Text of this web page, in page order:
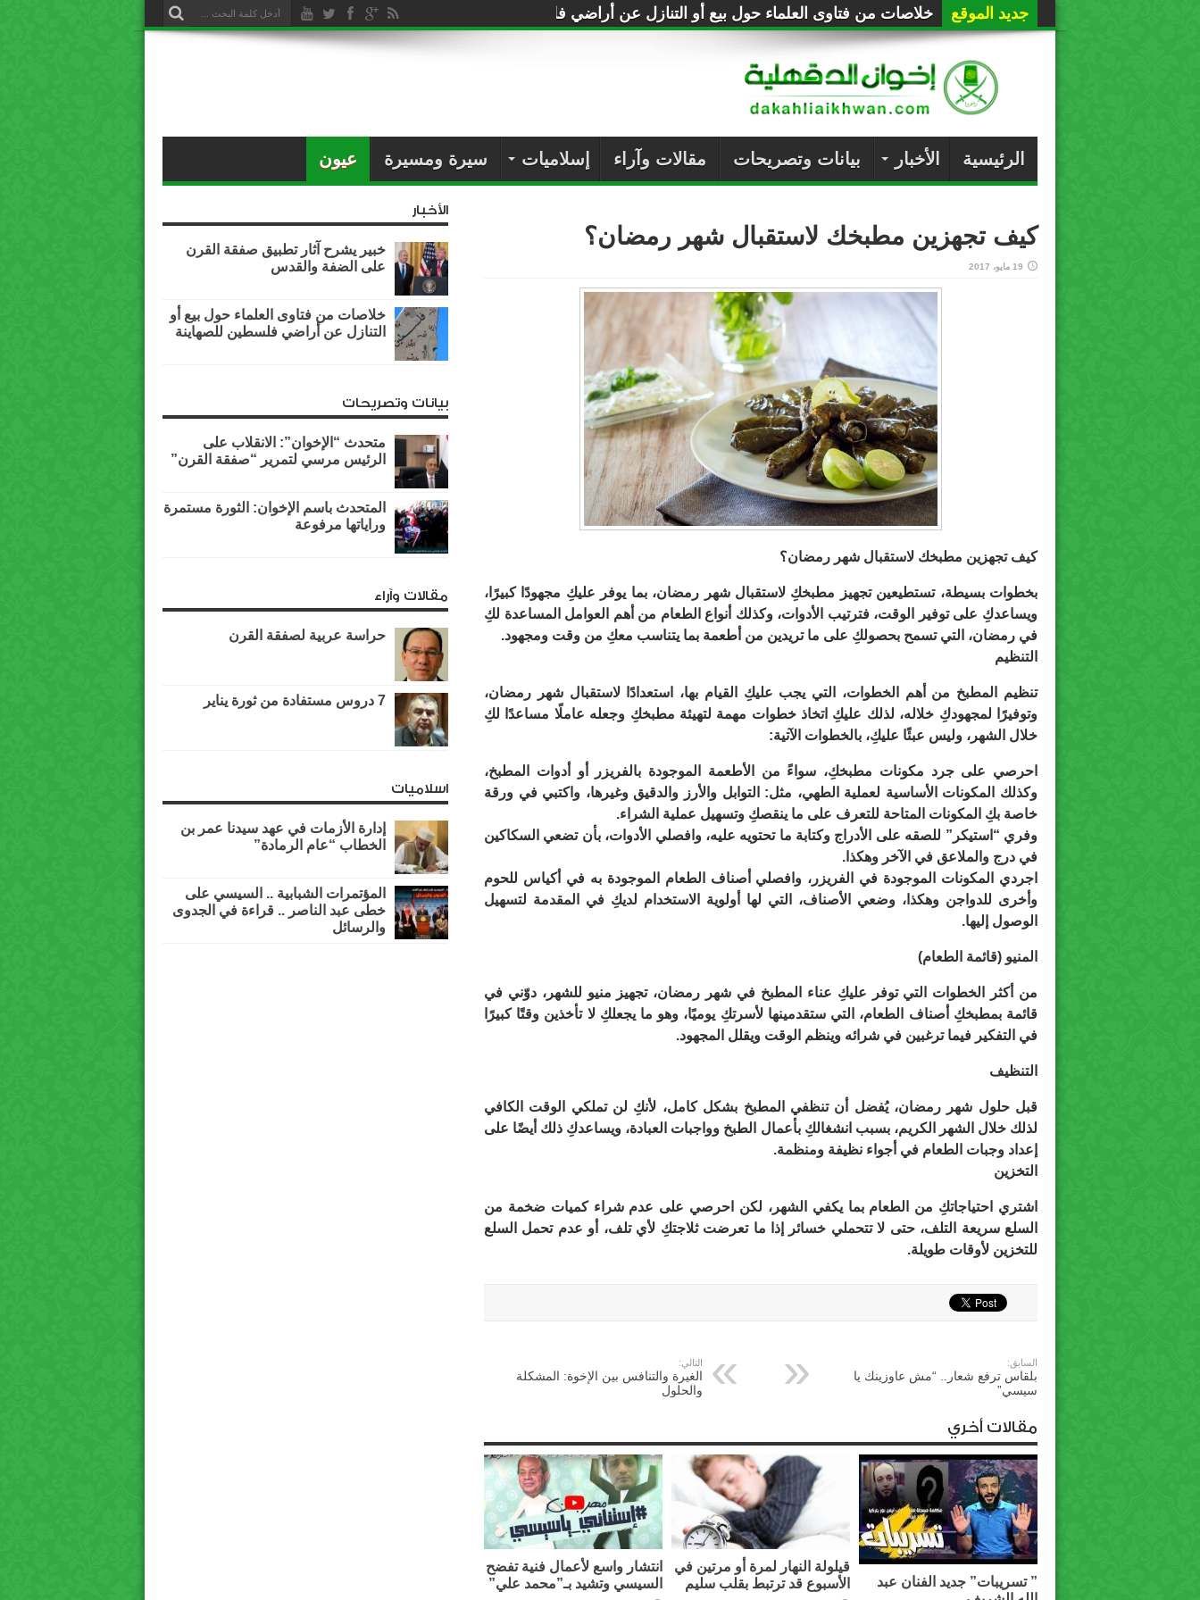
جديد الموقع خلاصات من فتاوى العلماء حول بيع أو التنازل عن أراضي فلسطين للصهاينة
الرئيسية الأخبار بيانات وتصريحات مقالات وآراء إسلاميات سيرة ومسيرة عيون
كيف تجهزين مطبخك لاستقبال شهر رمضان؟
19 مايو، 2017
كيف تجهزين مطبخك لاستقبال شهر رمضان؟
بخطوات بسيطة، تستطيعين تجهيز مطبخكِ لاستقبال شهر رمضان، بما يوفر عليكِ مجهودًا كبيرًا،
ويساعدكِ على توفير الوقت، فترتيب الأدوات، وكذلك أنواع الطعام من أهم العوامل المساعدة لكِ
في رمضان، التي تسمح بحصولكِ على ما تريدين من أطعمة بما يتناسب معكِ من وقت ومجهود.
التنظيم
تنظيم المطبخ من أهم الخطوات، التي يجب عليكِ القيام بها، استعدادًا لاستقبال شهر رمضان،
وتوفيرًا لمجهودكِ خلاله، لذلك عليكِ اتخاذ خطوات مهمة لتهيئة مطبخكِ وجعله عاملًا مساعدًا لكِ
خلال الشهر، وليس عبئًا عليكِ، بالخطوات الآتية:
احرصي على جرد مكونات مطبخكِ، سواءً من الأطعمة الموجودة بالفريزر أو أدوات المطبخ،
وكذلك المكونات الأساسية لعملية الطهي، مثل: التوابل والأرز والدقيق وغيرها، واكتبي في ورقة
خاصة بكِ المكونات المتاحة للتعرف على ما ينقصكِ وتسهيل عملية الشراء.
وفري “استيكر” للصقه على الأدراج وكتابة ما تحتويه عليه، وافصلي الأدوات، بأن تضعي السكاكين
في درج والملاعق في الآخر وهكذا.
اجردي المكونات الموجودة في الفريزر، وافصلي أصناف الطعام الموجودة به في أكياس للحوم
وأخرى للدواجن وهكذا، وضعي الأصناف، التي لها أولوية الاستخدام لديكِ في المقدمة لتسهيل
الوصول إليها.
المنيو (قائمة الطعام)
من أكثر الخطوات التي توفر عليكِ عناء المطبخ في شهر رمضان، تجهيز منيو للشهر، دوّني في
قائمة بمطبخكِ أصناف الطعام، التي ستقدمينها لأسرتكِ يوميًا، وهو ما يجعلكِ لا تأخذين وقتًا كبيرًا
في التفكير فيما ترغبين في شرائه وينظم الوقت ويقلل المجهود.
التنظيف
قبل حلول شهر رمضان، يُفضل أن تنظفي المطبخ بشكل كامل، لأنكِ لن تملكي الوقت الكافي
لذلك خلال الشهر الكريم، بسبب انشغالكِ بأعمال الطبخ وواجبات العبادة، ويساعدكِ ذلك أيضًا على
إعداد وجبات الطعام في أجواء نظيفة ومنظمة.
التخزين
اشتري احتياجاتكِ من الطعام بما يكفي الشهر، لكن احرصي على عدم شراء كميات ضخمة من
السلع سريعة التلف، حتى لا تتحملي خسائر إذا ما تعرضت ثلاجتكِ لأي تلف، أو عدم تحمل السلع
للتخزين لأوقات طويلة.
السابق:
بلقاس ترفع شعار.. “مش عاوزينك يا
سيسي”
التالي:
الغيرة والتنافس بين الإخوة: المشكلة
والحلول
مقالات أخري
” تسريبات” جديد الفنان عبد
قيلولة النهار لمرة أو مرتين في
الأسبوع قد ترتبط بقلب سليم
انتشار واسع لأعمال فنية تفضح
السيسي وتشيد بـ”محمد علي”
الأخبار
خبير يشرح آثار تطبيق صفقة القرن
على الضفة والقدس
خلاصات من فتاوى العلماء حول بيع أو
التنازل عن أراضي فلسطين للصهاينة
بيانات وتصريحات
متحدث “الإخوان”: الانقلاب على
الرئيس مرسي لتمرير “صفقة القرن”
المتحدث باسم الإخوان: الثورة مستمرة
وراياتها مرفوعة
مقالات وآراء
حراسة عربية لصفقة القرن
7 دروس مستفادة من ثورة يناير
اسلاميات
إدارة الأزمات في عهد سيدنا عمر بن
الخطاب “عام الرمادة”
المؤتمرات الشبابية .. السيسي على
خطى عبد الناصر .. قراءة في الجدوى
والرسائل